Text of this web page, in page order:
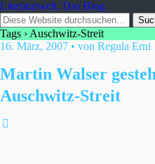
Literaturwelt. Das Blog.
Tags › Auschwitz-Streit
16. März, 2007 • von Regula Erni
Martin Walser
Auschwitz-Streit